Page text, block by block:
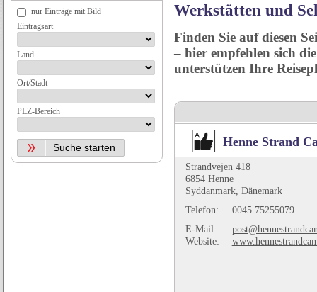
Werkstätten und
Finden Sie auf diesen
– hier empfehlen sich
unterstützen Ihre
Henne Strand
Strandvejen 418
6854 Henne
Syddanmark, Dänemark
Telefon:
0045 75255079
E-Mail:
Website:
nur Einträge mit Bild
Eintragsart
Land
Ort/Stadt
PLZ-Bereich